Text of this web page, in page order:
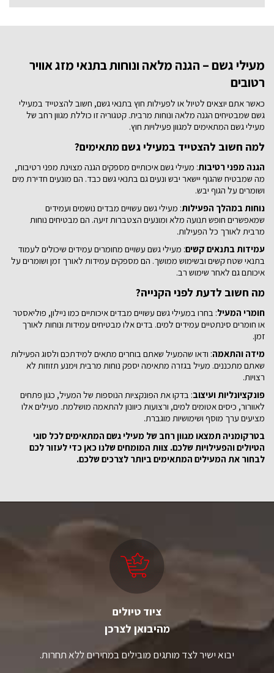
מעילי גשם – הגנה מלאה ונוחות בתנאי מזג אוויר
רטובים
כאשר אתם יוצאים לטיול או לפעילות חוץ בתנאי גשם, חשוב להצטייד במעילי
גשם שמבטיחים הגנה מלאה ונוחות מרבית. קטגוריה זו כוללת מגוון רחב של
מעילי גשם המתאימים למגוון פעילויות חוץ.
למה חשוב להצטייד במעילי גשם מתאימים?
הגנה מפני רטיבות: מעילי גשם איכותיים מספקים הגנה מצוינת מפני רטיבות,
מה שמבטיח שהגוף יישאר יבש ונעים גם בתנאי גשם כבד. הם מונעים חדירת מים
ושומרים על הגוף יבש.
נוחות במהלך הפעילות: מעילי גשם עשויים מבדים נושמים ועמידים
שמאפשרים חופש תנועה מלא ומונעים הצטברות זיעה. הם מבטיחים נוחות
מרבית לאורך כל הפעילות.
עמידות בתנאים קשים: מעילי גשם עשויים מחומרים עמידים שיכולים לעמוד
בתנאי שטח קשים ובשימוש ממושך. הם מספקים עמידות לאורך זמן ושומרים על
איכותם גם לאחר שימוש רב.
מה חשוב לדעת לפני הקנייה?
חומרי המעיל: בחרו במעילי גשם עשויים מבדים איכותיים כמו ניילון, פוליאסטר
או חומרים סינתטיים עמידים למים. בדים אלו מבטיחים עמידות ונוחות לאורך
זמן.
מידה והתאמה: ודאו שהמעיל שאתם בוחרים מתאים למידתכם ולסוג הפעילות
שאתם מתכננים. מעיל בגזרה מתאימה יספק נוחות מרבית וימנע תזוזות לא
רצויות.
פונקציונליות ועיצוב: בדקו את הפונקציות הנוספות של המעיל, כגון פתחים
לאוורור, כיסים אטומים למים, ורצועות כיוונון להתאמה מושלמת. מעילים אלו
מציעים ערך מוסף ושימושיות מוגברת.
בטרקומניה תמצאו מגוון רחב של מעילי גשם המתאימים לכל סוגי
הטיולים והפעילויות שלכם. צוות המומחים שלנו כאן כדי לעזור לכם
לבחור את המעילים המתאימים ביותר לצרכים שלכם.
ציוד טיולים
מהיבואן לצרכן
יבוא ישיר לצד מותגים מובילים במחירים ללא תחרות.